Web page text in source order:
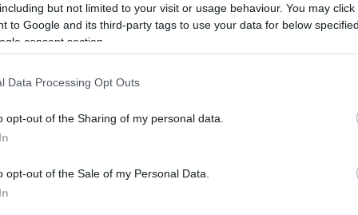
but not limited to your visit or usage behaviour. You may
to Google and its third-party tags to use your data for below
consent section.
Data Processing Opt Outs
opt-out of the Sharing of my personal data.
opt-out of the Sale of my Personal Data.
και αυτή και περιήλθε στη Δ/νη Δίωξης
Εγκλήματος, μας υποβλήθηκε δεστις
τη Δ/νση Ασφάλειας Αττικής, προβάλλει ως
η διερεύνηση τέλεσης σοβαρών
εγκλήματος, αλλά και συναφών
πράξεων (συγκρότηση, διεύθυνση κλπ
οργάνωσης, κακουργηματικές εκβιάσεις
με την οικοδομική/κατασκευαστική